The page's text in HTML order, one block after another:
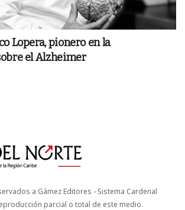
Lopera, pionero en la
el Alzheimer
a Gámez Editores - Sistema Cardenal
parcial o total de este medio.